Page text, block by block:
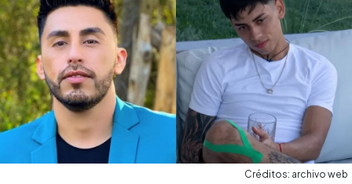
Créditos: archivo web